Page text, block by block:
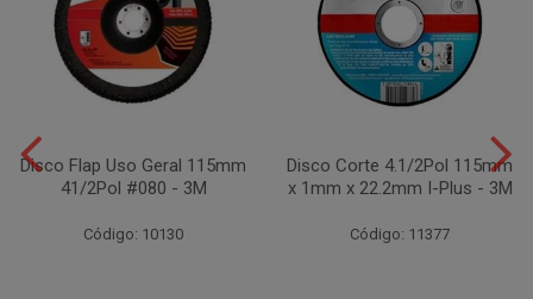
Disco Flap Uso Geral 115mm
41/2Pol #080 - 3M
Código: 10130
Disco Corte 4.1/2Pol 115mm
x 1mm x 22.2mm I-Plus - 3M
Código: 11377